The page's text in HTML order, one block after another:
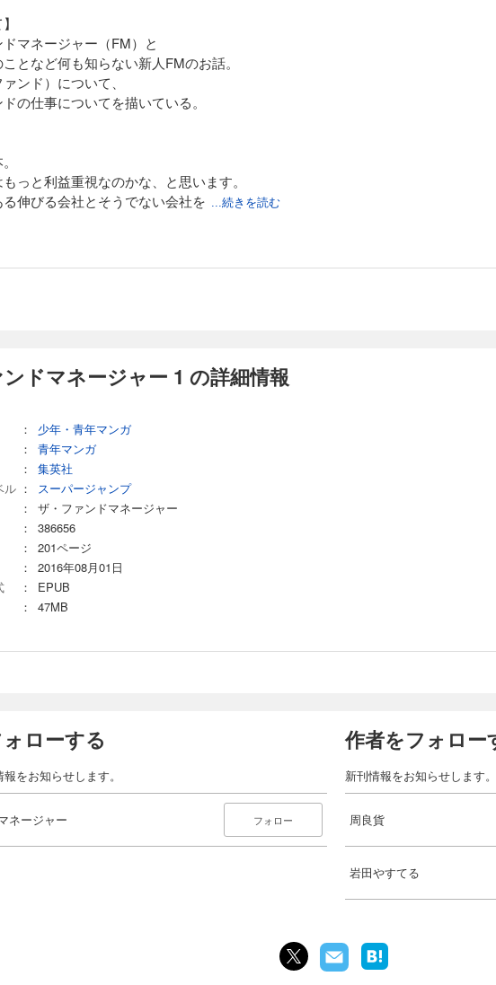
マネージャー（FM）と
となど何も知らない新人FMのお話。
ンド）について、
の仕事についてを描いている。
っと利益重視なのかな、と思います。
伸びる会社とそうでない会社を ...続きを読む
ドマネージャー 1 の詳細情報
：
少年・青年マンガ
：
青年マンガ
：
集英社
ル ：
スーパージャンプ
：
ザ・ファンドマネージャー
：
386656
：
201ページ
：
2016年08月01日
：
EPUB
： 47MB
ローする
をお知らせします。
ネージャー フォロー
作者をフォロー
新刊情報をお知らせします。
周良貨
岩田やすてる